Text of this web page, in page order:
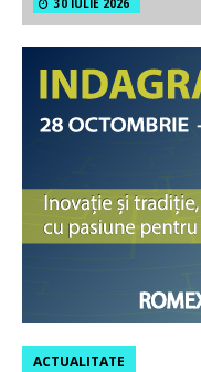
ACTUALITATE